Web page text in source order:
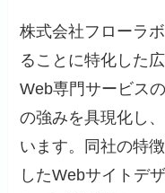
株式会社フローラ
ることに特化した
Web専門サービス
の強みを具現化し
います。同社の特
したWebサイトデ